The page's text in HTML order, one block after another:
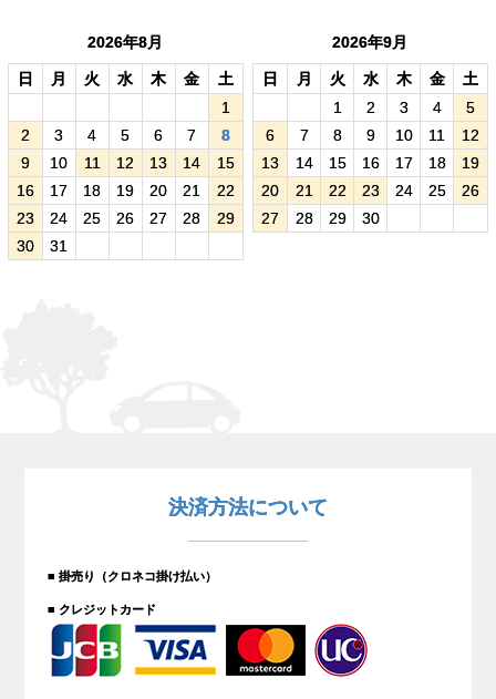
2026年8月
日 月 火 水 木 金
土
1
2
3 4 5 6 7
8
9
10 11 12 13 14
15
16
17 18 19 20 21
22
23
24 25 26 27 28
29
30
31
2026年9月
日 月 火 水 木 金
土
1
2 3 4
5
6
7 8 9 10 11
12
13
14 15 16 17 18
19
20
21 22 23 24 25
26
27
28 29 30
決済方法について
■ 掛売り（クロネコ掛け払い）
■ クレジットカード